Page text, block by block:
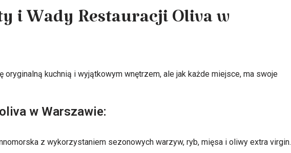
i Wady Restauracji Oliva w
oryginalną kuchnią i wyjątkowym wnętrzem, ale jak każde miejsce, ma swoje
w Warszawie:
z wykorzystaniem sezonowych warzyw, ryb, mięsa i oliwy extra virgin.